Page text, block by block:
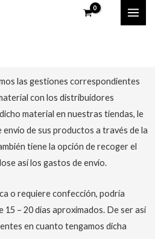
las gestiones correspondientes
con los distribuidores
material en nuestras tiendas, le
de sus productos a través de la
tiene la opción de recoger el
así los gastos de envío.
o requiere confección, podría
15 – 20 días aproximados. De ser así
en cuanto tengamos dicha